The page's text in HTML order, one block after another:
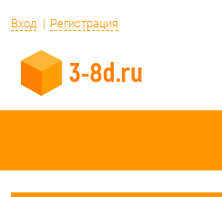
Вход Регистрация